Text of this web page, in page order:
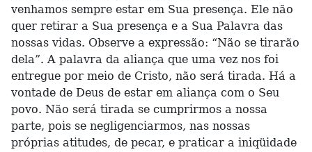
venhamos sempre estar em Sua presença. Ele não
quer retirar a Sua presença e a Sua Palavra das
nossas vidas. Observe a expressão: “Não se tirarão
dela”. A palavra da aliança que uma vez nos foi
entregue por meio de Cristo, não será tirada. Há a
vontade de Deus de estar em aliança com o Seu
povo. Não será tirada se cumprirmos a nossa
parte, pois se negligenciarmos, nas nossas
próprias atitudes, de pecar, e praticar a iniqüidade